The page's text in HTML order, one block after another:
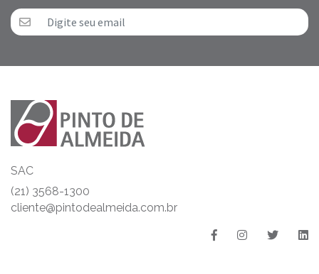
SAC
(21) 3568-1300
cliente@pintodealmeida.com.br